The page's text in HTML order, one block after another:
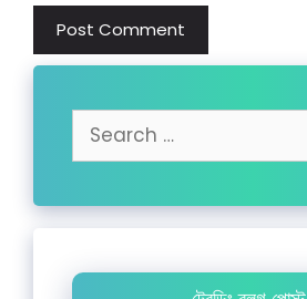
Search
for: